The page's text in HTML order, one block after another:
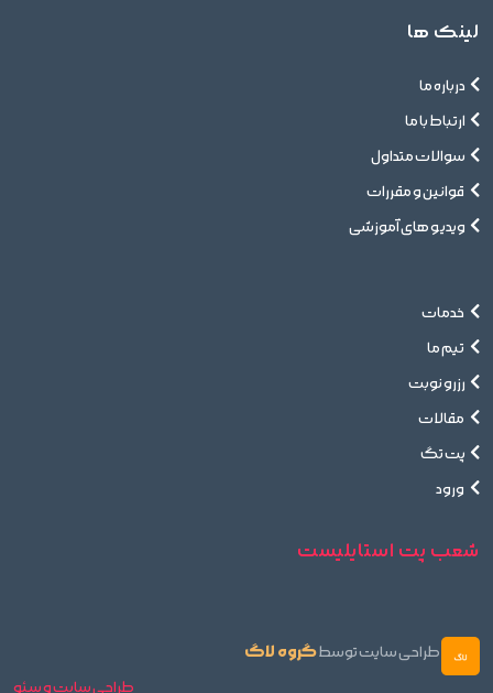
لینک ها
درباره ما
ارتباط با ما
سوالات متداول
قوانین و مقررات
ویدیو های آموزشی
خدمات
تیم ما
رزرو نوبت
مقالات
پت تگ
ورود
شعب پت استایلیست
طراحی سایت توسطگروه لاگ
طراحی سایت و سئو